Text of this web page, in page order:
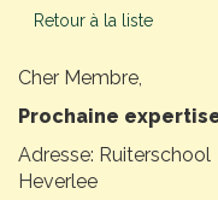
Retour à la liste
Cher Membre,
Prochaine
Adresse:
Heverlee